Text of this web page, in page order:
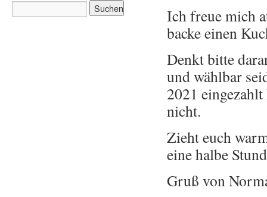
Ich freue mich
backe einen
Denkt bitte
und wählbar
2021
nicht.
Zieht euch
eine halbe
Gruß von